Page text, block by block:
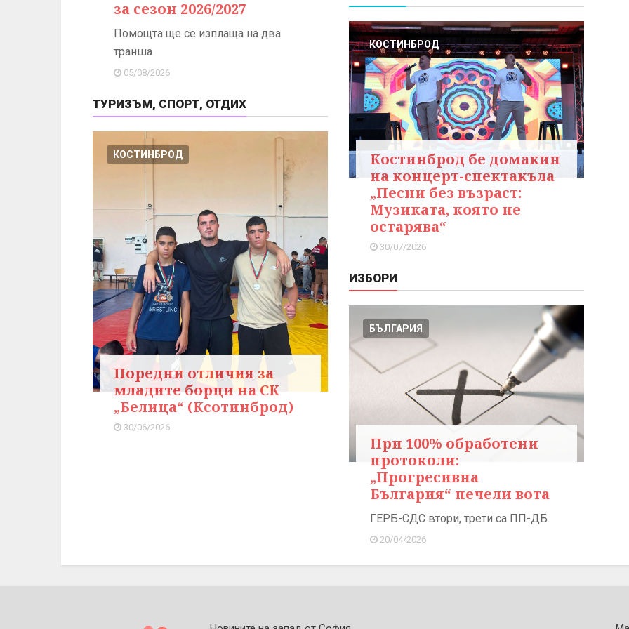
за сезон 2026/2027
Помощта ще се изплаща на два
транша
05/08/2026
ТУРИЗЪМ, СПОРТ, ОТДИХ
КОСТИНБРОД
Поредни отличия за
младите борци на СК
„Белица“ (Ксотинброд)
30/06/2026
КОСТИНБРОД
Костинброд бе домакин
на концерт-спектакъла
„Песни без възраст:
Музиката, която не
остарява“
30/07/2026
ИЗБОРИ
БЪЛГАРИЯ
При 100% обработени
протоколи:
„Прогресивна
България“ печели вота
ГЕРБ-СДС втори, трети са ПП-ДБ
20/04/2026